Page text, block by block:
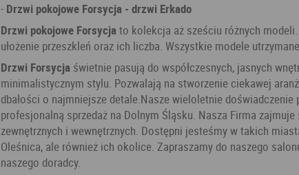
- Drzwi pokojowe Forsycja - drzwi Erkado
Drzwi pokojowe Forsycjato kolekcja aż sześciu różnych
ułożenie przeszkleń oraz ich liczba. Wszystkie modele
Drzwi Forsycja świetnie pasują do współczesnych, jasnych
minimalistycznym stylu. Pozwalają na stworzenie ciekawej
dbałości o najmniejsze detale.Nasze wieloletnie doświadczenie
profesjonalną sprzedaż na Dolnym Śląsku. Nasza Firma
zewnętrznych i wewnętrznych. Dostępni jesteśmy w takich
Oleśnica, ale również ich okolice. Zapraszamy do naszego
naszego doradcy.